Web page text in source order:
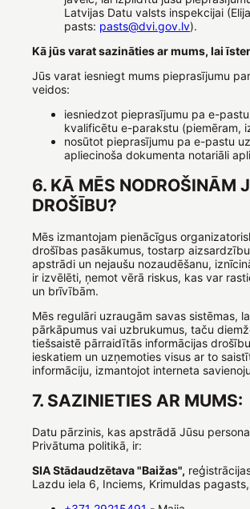
Latvijas Datu valsts inspekcijai
pasts: pasts@dvi.gov.lv).
Kā jūs varat sazināties ar mums, lai
Jūs varat iesniegt mums pieprasījumu
veidos:
iesniedzot pieprasījumu pa e-
kvalificētu e-parakstu (piemēram,
nosūtot pieprasījumu pa e-pastu uz
apliecinoša dokumenta notariāli
6. KĀ MĒS NODROŠINĀM
DROŠĪBU?
Mēs izmantojam pienācīgus
drošības pasākumus, tostarp
apstrādi un nejaušu nozaudēšanu,
ir izvēlēti, ņemot vērā riskus, kas var
un brīvībām.
Mēs regulāri uzraugām savas sistēmas,
pārkāpumus vai uzbrukumus, taču
tiešsaistē pārraidītās informācijas
ieskatiem un uzņemoties visus ar to
informāciju, izmantojot interneta
7. SAZINIETIES AR MUMS:
Datu pārzinis, kas apstrādā Jūsu
Privātuma politikā, ir:
SIA Stādaudzētava "Baižas",
Lazdu iela 6, Inciems, Krimuldas